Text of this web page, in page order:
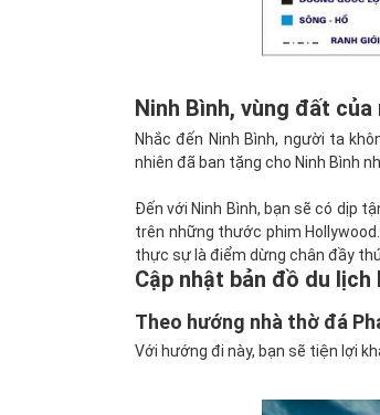
Ninh Bình, vùng đất
Nhắc đến Ninh Bình, người ta
nhiên đã ban tặng cho Ninh Bình
Đến với Ninh Bình, bạn sẽ có dịp
trên những thước phim
thực sự là điểm dừng chân đầy
Cập nhật bản đồ du
Theo hướng nhà thờ đá
Với hướng đi này, bạn sẽ tiện lợi